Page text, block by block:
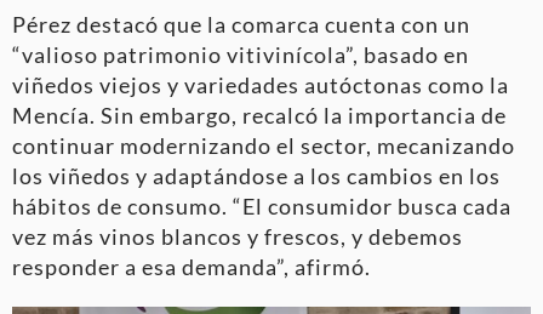
Pérez destacó que la comarca cuenta con un
“valioso patrimonio vitivinícola”, basado en
viñedos viejos y variedades autóctonas como la
Mencía. Sin embargo, recalcó la importancia de
continuar modernizando el sector, mecanizando
los viñedos y adaptándose a los cambios en los
hábitos de consumo. “El consumidor busca cada
vez más vinos blancos y frescos, y debemos
responder a esa demanda”, afirmó.